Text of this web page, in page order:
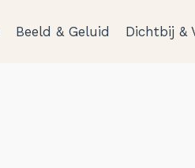
Beeld & Geluid Dichtbij &